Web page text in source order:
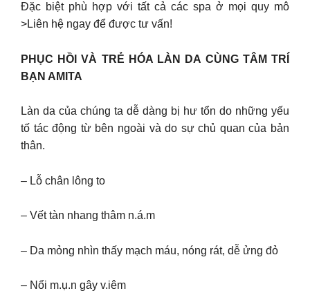
Đặc biệt phù hợp với tất cả các spa ở mọi quy mô
>Liên hệ ngay để được tư vấn!
PHỤC HỒI VÀ TRẺ HÓA LÀN DA CÙNG TÂM TRÍ
BẠN AMITA
Làn da của chúng ta dễ dàng bị hư tổn do những yếu
tố tác động từ bên ngoài và do sự chủ quan của bản
thân.
– Lỗ chân lông to
– Vết tàn nhang thâm n.á.m
– Da mỏng nhìn thấy mạch máu, nóng rát, dễ ửng đỏ
– Nổi m.ụ.n gây v.iêm